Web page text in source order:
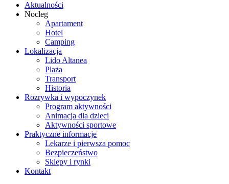
Aktualności
Nocleg
Apartament
Hotel
Camping
Lokalizacja
Lido Altanea
Plaża
Transport
Historia
Rozrywka i wypoczynek
Program aktywności
Animacja dla dzieci
Aktywności sportowe
Praktyczne informacje
Lekarze i pierwsza pomoc
Bezpieczeństwo
Sklepy i rynki
Kontakt